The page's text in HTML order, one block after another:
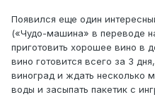
Появился еще один
(«Чудо-машина» в переводе
приготовить хорошее вино в
вино готовится всего за 3
виноград и ждать несколько
воды и засыпать пакетик с